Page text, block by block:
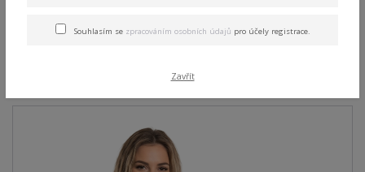
Curved Crew Neck T-Shirt
Souhlasím se zpracováním osobních údajů pro účely registrace.
Zavřít